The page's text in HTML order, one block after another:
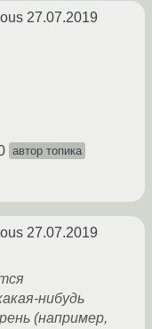
27.07.2019
автор топика
27.07.2019
нибудь
(например,